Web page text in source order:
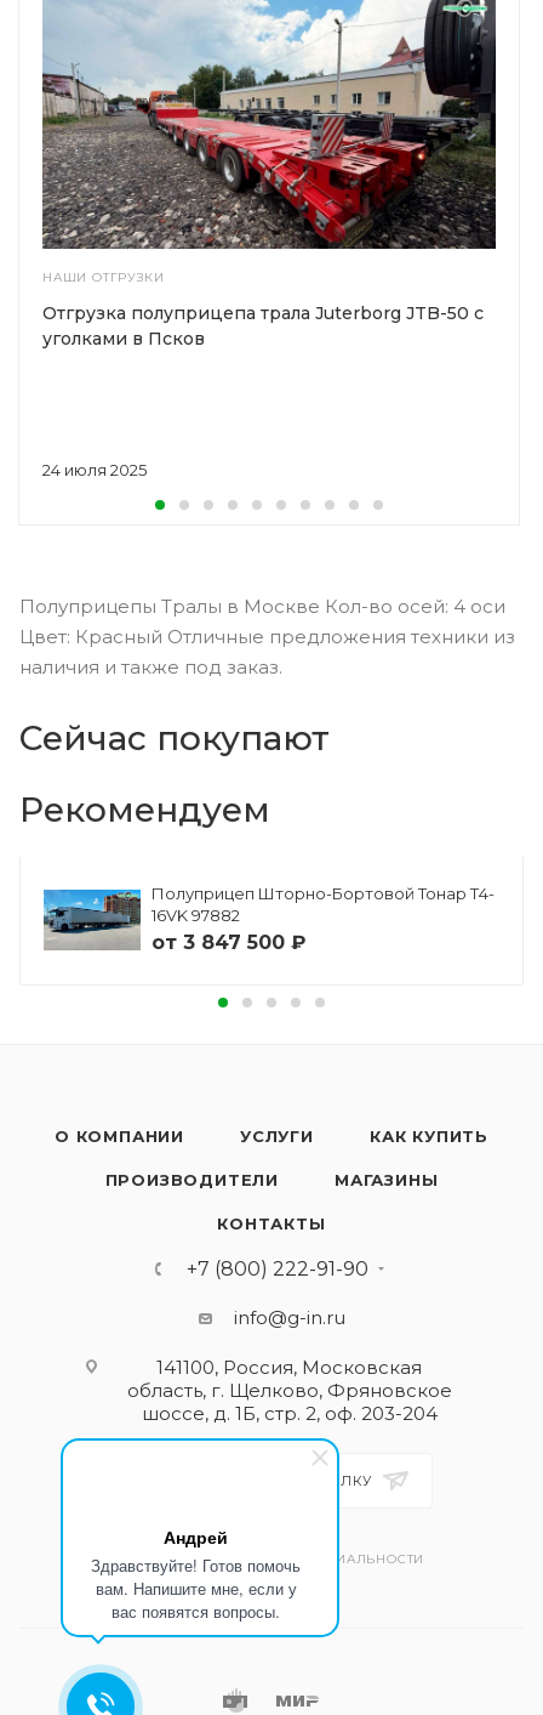
Андрей
Здравствуйте! Готов помочь
вам. Напишите мне, если у
вас появятся вопросы.
НАШИ ОТГРУЗКИ
24 июля 2025
Отгрузка полуприцепа трала Juterborg JTB-50 с
уголками в Псков
Полуприцепы Тралы в Москве Кол-во осей: 4 оси
Цвет: Красный Отличные предложения техники из
наличия и также под заказ.
Сейчас покупают
Рекомендуем
Полуприцеп Шторно-Бортовой Тонар Т4-
16VK 97882
от 3 847 500 ₽
О КОМПАНИИ УСЛУГИ КАК КУПИТЬ
ПРОИЗВОДИТЕЛИ МАГАЗИНЫ
КОНТАКТЫ
+7 (800) 222-91-90
info@g-in.ru
141100, Россия, Московская
область, г. Щелково, Фряновское
шоссе, д. 1Б, стр. 2, оф. 203-204
ПОДПИСАТЬСЯ НА РАССЫЛКУ
ПОЛИТИКА КОНФИДЕНЦИАЛЬНОСТИ